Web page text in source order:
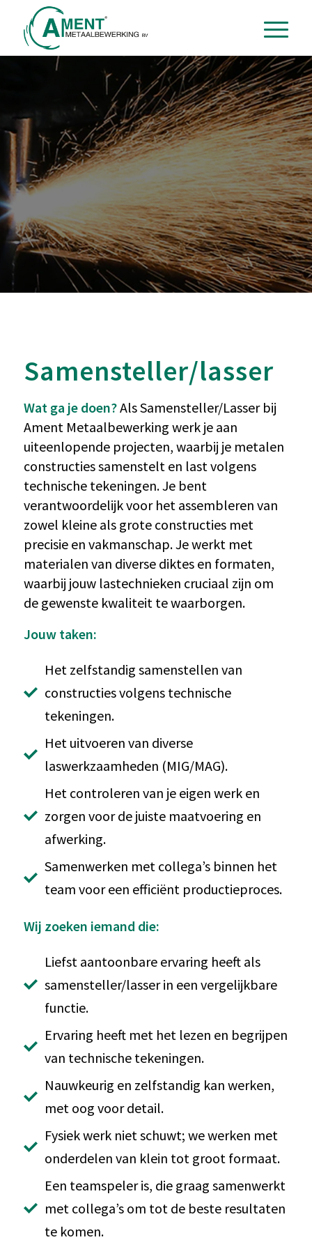
Samensteller/lasser
Wat ga je doen?Als Samensteller/Lasser bij
Ament Metaalbewerking werk je aan
uiteenlopende projecten, waarbij je metalen
constructies samenstelt en last volgens
technische tekeningen. Je bent
verantwoordelijk voor het assembleren van
zowel kleine als grote constructies met
precisie en vakmanschap. Je werkt met
materialen van diverse diktes en formaten,
waarbij jouw lastechnieken cruciaal zijn om
de gewenste kwaliteit te waarborgen.
Jouw taken:
Het zelfstandig samenstellen van
constructies volgens technische
tekeningen.
Het uitvoeren van diverse
laswerkzaamheden (MIG/MAG).
Het controleren van je eigen werk en
zorgen voor de juiste maatvoering en
afwerking.
Samenwerken met collega’s binnen het
team voor een efficiënt productieproces.
Wij zoeken iemand die:
Liefst aantoonbare ervaring heeft als
samensteller/lasser in een vergelijkbare
functie.
Ervaring heeft met het lezen en begrijpen
van technische tekeningen.
Nauwkeurig en zelfstandig kan werken,
met oog voor detail.
Fysiek werk niet schuwt; we werken met
onderdelen van klein tot groot formaat.
Een teamspeler is, die graag samenwerkt
met collega’s om tot de beste resultaten
te komen.